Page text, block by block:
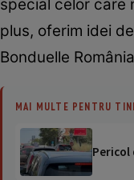
special celor care
plus, oferim idei
Bonduelle
MAI MULTE PENTRU
Pericol